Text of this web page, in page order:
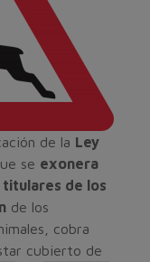
de la Ley
se exonera
titulares de los
de los
cobra
cubierto de